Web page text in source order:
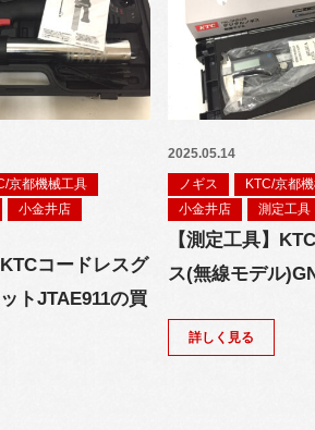
京都機械工具
小金井店
KTCコードレスグ
トJTAE911の買
2025.05.14
ノギス
KTC/京都
小金井店
測定工具
【測定工具】
ス(無線モデル
詳しく見る